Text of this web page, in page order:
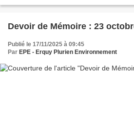
Devoir de Mémoire : 23
Publié le 17/11/2025 à 09:45
Par EPE - Erquy Plurien Environnement